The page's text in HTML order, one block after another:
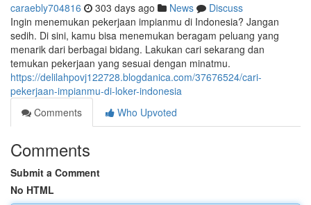
caraebly704816 303 days ago News
Discuss
Ingin menemukan pekerjaan impianmu di Indonesia? Jangan
sedih. Di sini, kamu bisa menemukan beragam peluang yang
menarik dari berbagai bidang. Lakukan cari sekarang dan
temukan pekerjaan yang sesuai dengan minatmu.
https://delilahpovj122728.blogdanica.com/37676524/cari-
pekerjaan-impianmu-di-loker-indonesia
Comments
Who Upvoted
Comments
Submit a Comment
No HTML